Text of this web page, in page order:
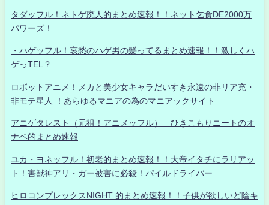
タダッフル！ネトゲ廃人的まとめ速報！！ネット乞食DE2000万
パワーズ！
・ハゲッフル！哀愁のハゲ男の髪ってるまとめ速報！！激しくハ
ゲっTEL？
ロボットアニメ！メカと美少女キャラだいすき永遠の非リア充・
非モテ星人 ！あらゆるマニアの為のマニアックサイト
アニゲタレスト（元祖！アニメッフル） ひきこもりニートのオ
ナベ的まとめ速報
ユカ・ヨネッフル！初老的まとめ速報！！大帝イタチにラリアッ
ト！害獣神アリ・ガー被害に必殺！パイルドライバー
ヒロコンプレックスNIGHT 的まとめ速報！！子供が欲しいど陰キ